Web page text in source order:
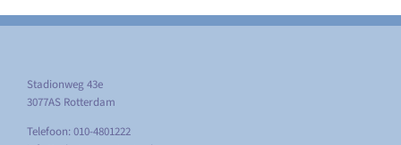
Stadionweg 43e
3077AS Rotterdam
Telefoon: 010-4801222